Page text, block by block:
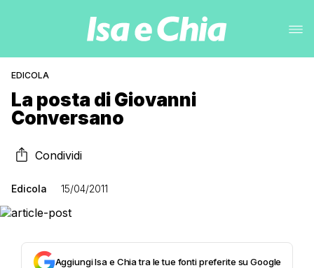
EDICOLA
La posta di Giovanni
Conversano
Condividi
Edicola 15/04/2011
Aggiungi Isa e Chia tra le tue fonti preferite su Google